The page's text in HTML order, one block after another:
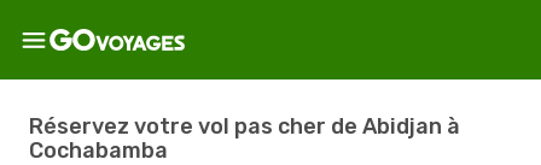
Réservez votre vol pas cher de Abidjan à
Cochabamba